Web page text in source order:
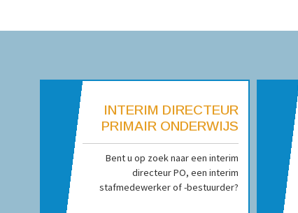
INTERIM DIRECTEUR
PRIMAIR ONDERWIJS
Bent u op zoek naar een interim
directeur PO, een interim
stafmedewerker of -bestuurder?